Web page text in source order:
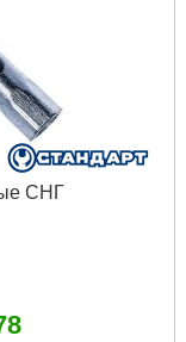
СНГ